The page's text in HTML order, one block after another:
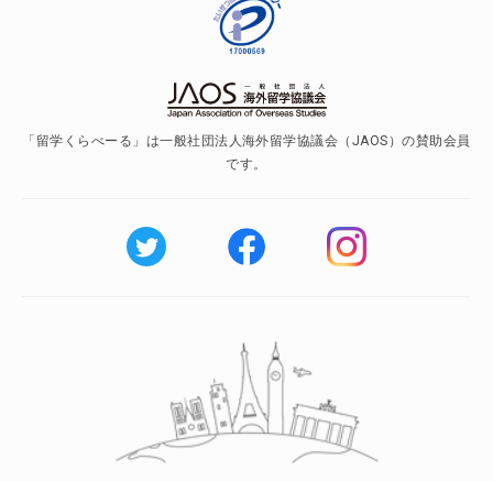
「留学くらべーる」は一般社団法人海外留学協議会（JAOS）の賛助会員
です。